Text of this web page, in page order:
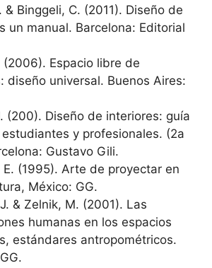
& Binggeli, C. (2011). Diseño de
un manual. Barcelona: Editorial
(2006). Espacio libre de
diseño universal. Buenos Aires:
(200). Diseño de interiores: guía
y profesionales. (2a
Gustavo Gili.
(1995). Arte de proyectar en
México: GG.
& Zelnik, M. (2001). Las
humanas en los espacios
estándares antropométricos.